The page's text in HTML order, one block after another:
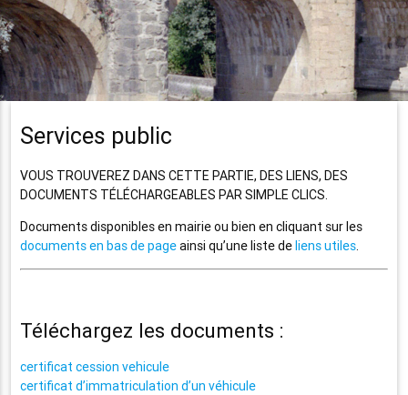
Services public
VOUS TROUVEREZ DANS CETTE PARTIE, DES LIENS, DES
DOCUMENTS TÉLÉCHARGEABLES PAR SIMPLE CLICS.
Documents disponibles en mairie ou bien en cliquant sur les
documents en bas de pageainsi qu’une liste deliens utiles.
Téléchargez les documents :
certificat cession vehicule
certificat d’immatriculation d’un véhicule